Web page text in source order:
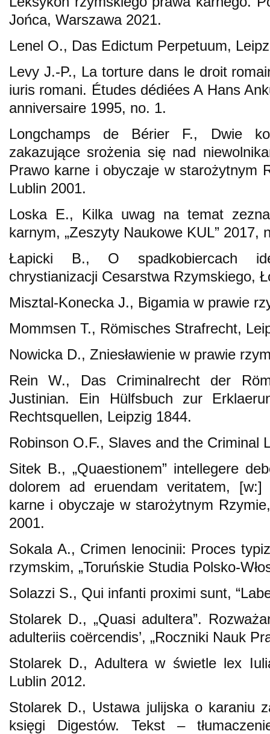
Jońca, Warszawa 2021.
Lenel O., Das Edictum Perpetuum,
Levy J.-P., La torture dans le droit
iuris romani. Études dédiées A Hans
anniversaire 1995, no. 1.
Longchamps de Bérier F., Dwie
zakazujące srożenia się nad
Prawo karne i obyczaje w starożytnym
Lublin 2001.
Loska E., Kilka uwag na temat
karnym, „Zeszyty Naukowe KUL” 2017,
Łapicki B., O spadkobiercach
chrystianizacji Cesarstwa Rzymskiego,
Misztal-Konecka J., Bigamia w prawie
Mommsen T., Römisches Strafrecht,
Nowicka D., Zniesławienie w prawie
Rein W., Das Criminalrecht der
Justinian. Ein Hülfsbuch zur
Rechtsquellen, Leipzig 1844.
Robinson O.F., Slaves and the Criminal
Sitek B., „Quaestionem” intellegere
dolorem ad eruendam veritatem,
karne i obyczaje w starożytnym
2001.
Sokala A., Crimen lenocinii: Proces
rzymskim, „Toruńskie Studia Polsko-
Solazzi S., Qui infanti proximi sunt,
Stolarek D., „Quasi adultera”.
adulteriis coërcendis’, „Roczniki Nauk
Stolarek D., Adultera w świetle lex
Lublin 2012.
Stolarek D., Ustawa julijska o karaniu
księgi Digestów. Tekst –